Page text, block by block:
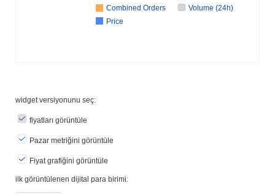
Combined Orders
Volume (24h)
Price
widget versiyonunu seç:
fiyatları görüntüle
Pazar metriğini görüntüle
Fiyat grafiğini görüntüle
ilk görüntülenen dijital para birimi: